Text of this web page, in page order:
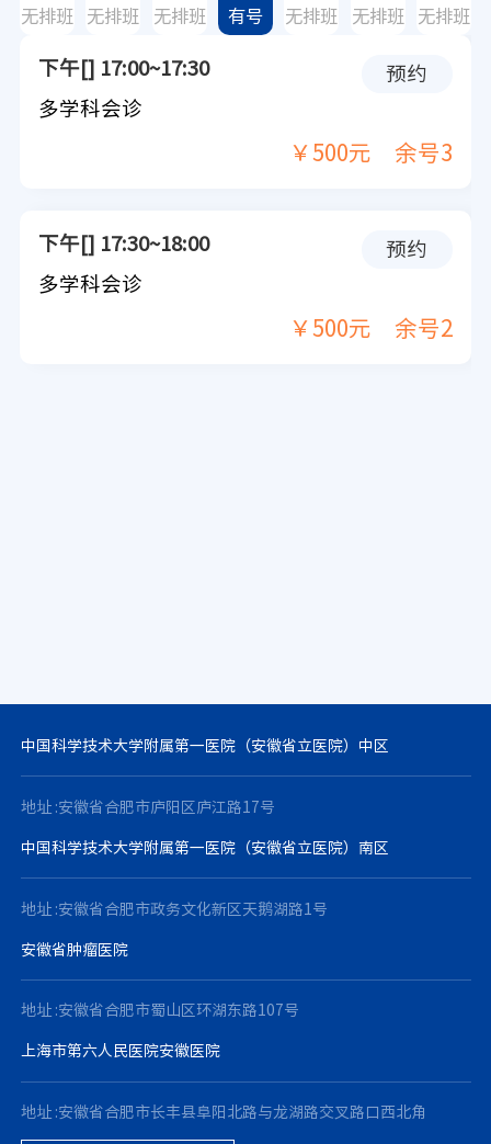
无排班 无排班 无排班 有号 无排班 无排班 无排班
下午[] 17:00~17:30
多学科会诊
￥500元 余号3
预约
下午[] 17:30~18:00
多学科会诊
￥500元 余号2
预约
中国科学技术大学附属第一医院（安徽省立医院）中区
地址 :安徽省合肥市庐阳区庐江路17号
中国科学技术大学附属第一医院（安徽省立医院）南区
地址 :安徽省合肥市政务文化新区天鹅湖路1号
安徽省肿瘤医院
地址 :安徽省合肥市蜀山区环湖东路107号
上海市第六人民医院安徽医院
地址 :安徽省合肥市长丰县阜阳北路与龙湖路交叉路口西北角